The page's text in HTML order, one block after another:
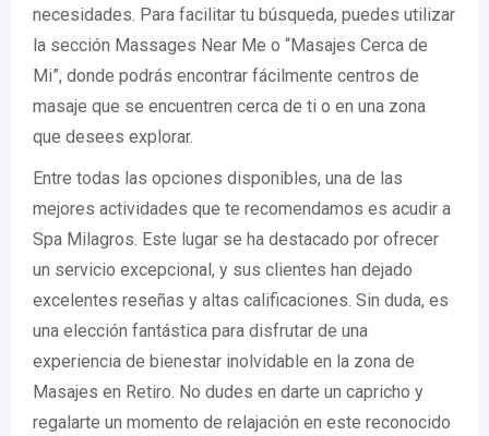
necesidades. Para facilitar tu búsqueda, puedes utilizar
la sección Massages Near Me o “Masajes Cerca de
Mi”, donde podrás encontrar fácilmente centros de
masaje que se encuentren cerca de ti o en una zona
que desees explorar.
Entre todas las opciones disponibles, una de las
mejores actividades que te recomendamos es acudir a
Spa Milagros. Este lugar se ha destacado por ofrecer
un servicio excepcional, y sus clientes han dejado
excelentes reseñas y altas calificaciones. Sin duda, es
una elección fantástica para disfrutar de una
experiencia de bienestar inolvidable en la zona de
Masajes en Retiro. No dudes en darte un capricho y
regalarte un momento de relajación en este reconocido